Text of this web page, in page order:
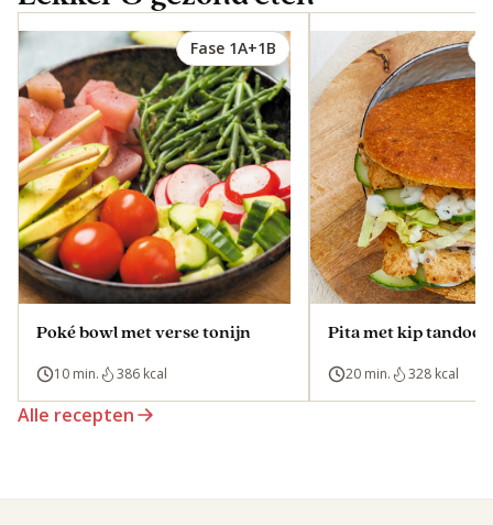
Fase 1A+1B
Poké bowl met verse tonijn
10 min. 386 kcal
Pita met kip
20 min. 328 kcal
Alle recepten